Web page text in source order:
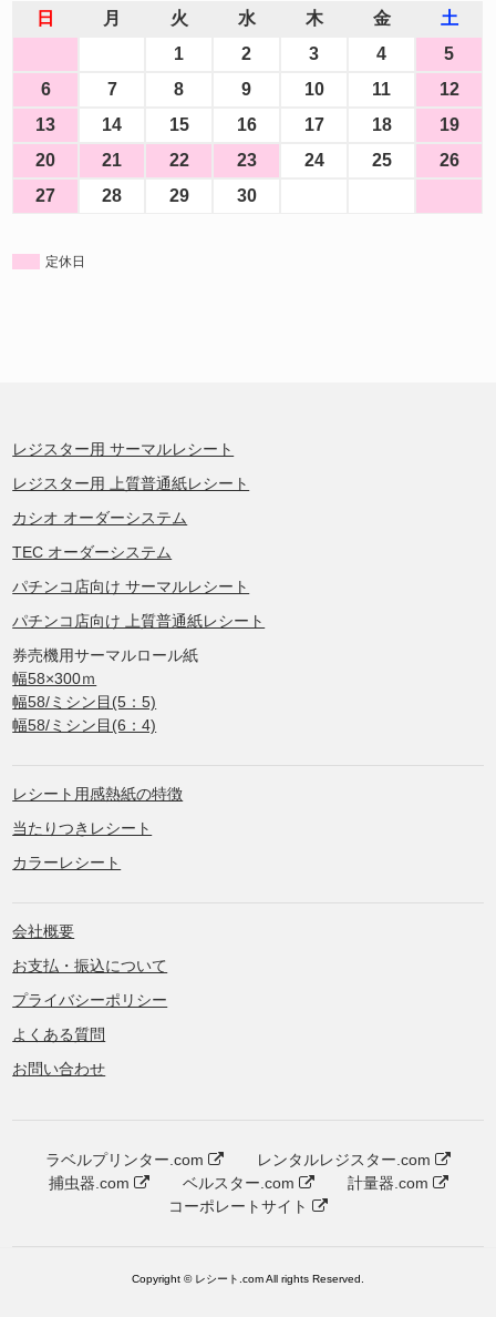
日
月 火 水 木 金
土
1
2 3 4
5
6
7 8 9 10 11
12
13
14 15 16 17 18
19
20
21 22 23 24 25
26
27
28 29 30
定休日
レジスター用 サーマルレシート
レジスター用 上質普通紙レシート
カシオ オーダーシステム
TEC オーダーシステム
パチンコ店向け サーマルレシート
パチンコ店向け 上質普通紙レシート
券売機用サーマルロール紙
幅58×300ｍ
幅58/ミシン目(5：5)
幅58/ミシン目(6：4)
レシート用感熱紙の特徴
当たりつきレシート
カラーレシート
会社概要
お支払・振込について
プライバシーポリシー
よくある質問
お問い合わせ
ラベルプリンター.com
レンタルレジスター.com
捕虫器.com
ベルスター.com
計量器.com
コーポレートサイト
Copyright © レシート.com All rights Reserved.